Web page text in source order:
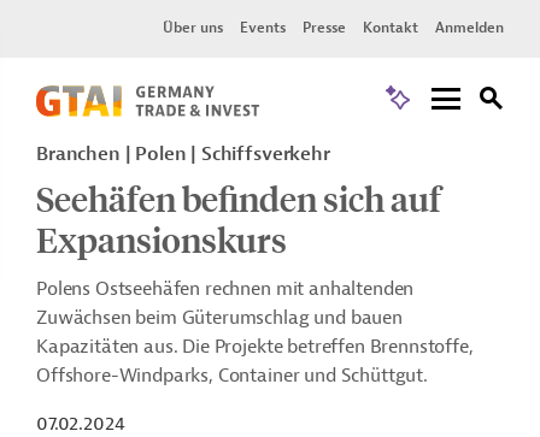
Über uns Events Presse Kontakt Anmelden
Branchen | Polen | Schiffsverkehr
Seehäfen befinden sich auf
Expansionskurs
Polens Ostseehäfen rechnen mit anhaltenden
Zuwächsen beim Güterumschlag und bauen
Kapazitäten aus. Die Projekte betreffen Brennstoffe,
Offshore-Windparks, Container und Schüttgut.
07.02.2024